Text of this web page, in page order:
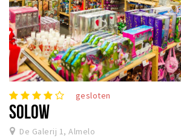
gesloten
SOLOW
De Galerij 1, Almelo